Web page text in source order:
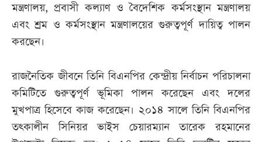
মন্ত্রণালয়, প্রবাসী কল্যাণ ও বৈদেশিক কর্মসংস্থান মন্ত্রণালয়
এবং শ্রম ও কর্মসংস্থান মন্ত্রণালয়ের গুরুত্বপূর্ণ দায়িত্ব পালন
করছেন।
রাজনৈতিক জীবনে তিনি বিএনপির কেন্দ্রীয় নির্বাচন পরিচালনা
কমিটিতে গুরুত্বপূর্ণ ভূমিকা পালন করেছেন এবং দলের
মুখপাত্র হিসেবে কাজ করেছেন। ২০১৪ সালে তিনি বিএনপির
তৎকালীন সিনিয়র ভাইস চেয়ারম্যান তারেক রহমানের